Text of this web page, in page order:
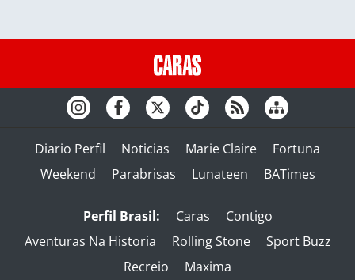
Diario Perfil Noticias Marie Claire
Fortuna
Weekend
Parabrisas Lunateen BATimes
Perfil Brasil: Caras
Contigo
Aventuras Na Historia
Rolling Stone
Sport Buzz
Recreio
Maxima